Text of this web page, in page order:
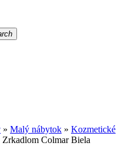
» Malý nábytok » Kozmetické
Colmar Biela